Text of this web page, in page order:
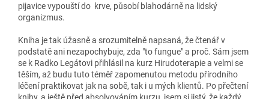
pijavice vypouští do krve, působí blahodárně na lidský
organizmus.
Kniha je tak úžasně a srozumitelně napsaná, že čtenář v
podstatě ani nezapochybuje, zda "to fungue" a proč. Sám jsem
se k Radko Legátovi přihlásil na kurz Hirudoterapie a velmi se
těším, až budu tuto téměř zapomenutou metodu přírodního
léčení praktikovat jak na sobě, tak i u mých klientů. Po přečtení